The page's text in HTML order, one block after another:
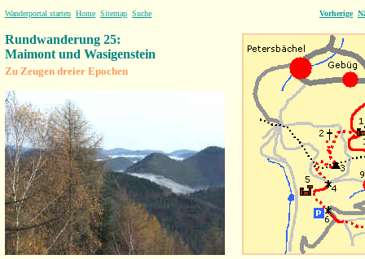
Wanderportal starten Home Sitemap Suche Vorherige
Rundwanderung 25:
Maimont und Wasigenstein
Zu Zeugen dreier Epochen